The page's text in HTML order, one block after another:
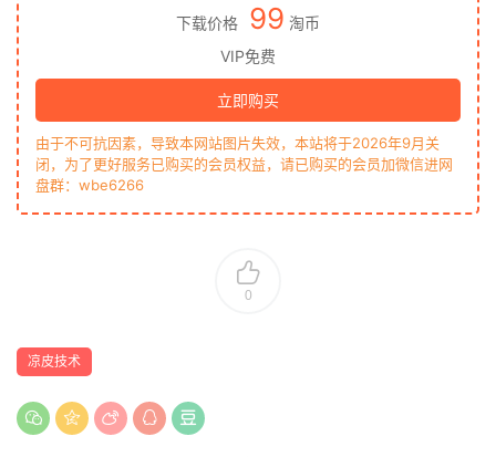
下载价格 99 淘币
VIP免费
立即购买
由于不可抗因素，导致本网站图片失效，本站将于2026年9月关
闭，为了更好服务已购买的会员权益，请已购买的会员加微信进网
盘群：wbe6266
0
凉皮技术